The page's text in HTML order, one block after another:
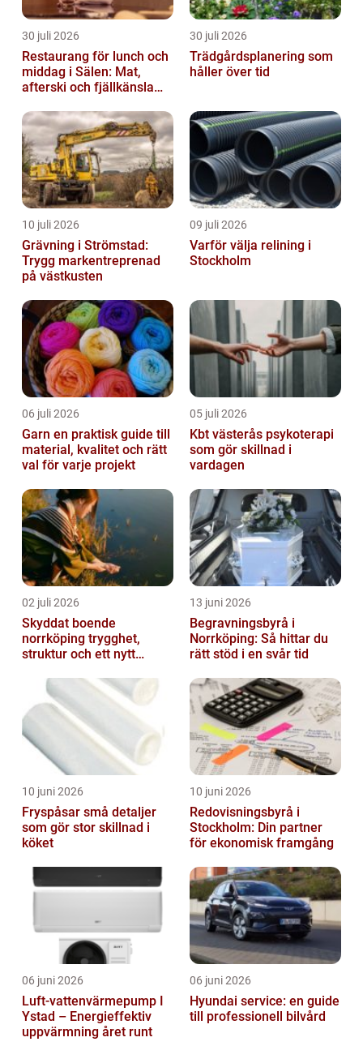
30 juli 2026
Restaurang för lunch och
middag i Sälen: Mat,
afterski och fjällkänsla
30 juli 2026
Trädgårdsplanering som
håller över tid
10 juli 2026
Grävning i Strömstad:
Trygg markentreprenad
på västkusten
09 juli 2026
Varför välja relining i
Stockholm
06 juli 2026
Garn en praktisk guide till
material, kvalitet och rätt
val för varje projekt
05 juli 2026
Kbt västerås psykoterapi
som gör skillnad i
vardagen
02 juli 2026
Skyddat boende
norrköping trygghet,
struktur och ett nytt
13 juni 2026
Begravningsbyrå i
Norrköping: Så hittar du
rätt stöd i en svår tid
10 juni 2026
Fryspåsar små detaljer
som gör stor skillnad i
köket
10 juni 2026
Redovisningsbyrå i
Stockholm: Din partner
för ekonomisk framgång
06 juni 2026
Luft-vattenvärmepump I
Ystad – Energieffektiv
uppvärmning året runt
06 juni 2026
Hyundai service: en guide
till professionell bilvård